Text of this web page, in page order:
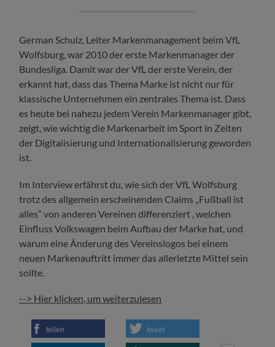
German Schulz, Leiter Markenmanagement beim VfL
Wolfsburg, war 2010 der erste Markenmanager der
Bundesliga. Damit war der VfL der erste Verein, der
erkannt hat, dass das Thema Marke ist nicht nur für
klassische Unternehmen ein zentrales Thema ist. Dass
es heute bei nahezu jedem Verein Markenmanager gibt,
zeigt, wie wichtig die Markenarbeit im Sport in Zeiten
der Digitalisierung und Internationalisierung geworden
ist.
Im Interview erfährst du, wie sich der VfL Wolfsburg
trotz des allgemein erscheinenden Claims „Fußball ist
alles“ von anderen Vereinen differenziert , welchen
Einfluss Volkswagen beim Aufbau der Marke hat, und
warum eine Änderung des Vereinslogos bei einem
neuen Markenauftritt immer das allerletzte Mittel sein
sollte.
--> Hier klicken, um weiterzulesen
teilen tweet